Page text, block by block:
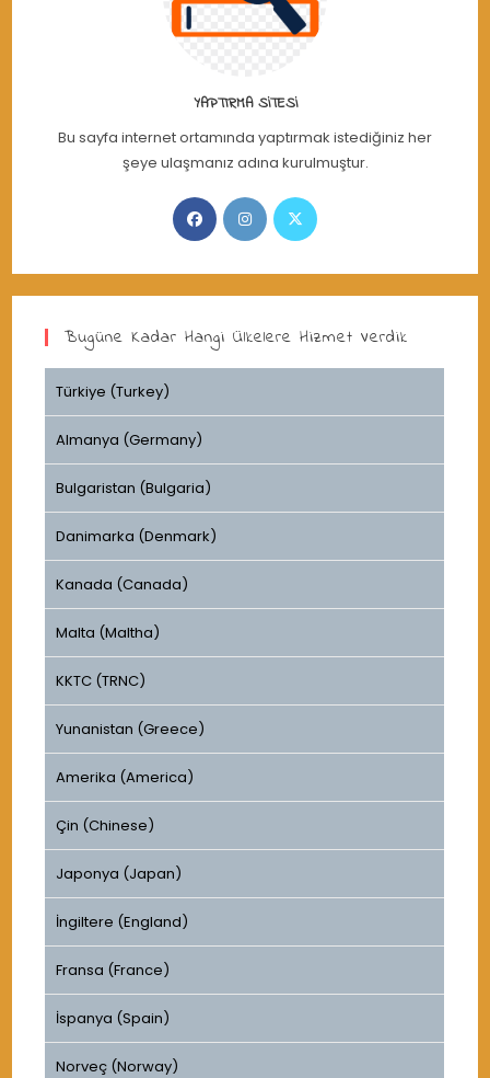
YAPTIRMA SITESI
Bu sayfa internet ortamında yaptırmak istediğiniz her
şeye ulaşmanız adına kurulmuştur.
Opens
in
new
Opens
in
new
Opens
new
Bugüne Kadar Hangi Ülkelere Hizmet Verdik
Türkiye (Turkey)
Almanya (Germany)
Bulgaristan (Bulgaria)
Danimarka (Denmark)
Kanada (Canada)
Malta (Maltha)
KKTC (TRNC)
Yunanistan (Greece)
Amerika (America)
Çin (Chinese)
Japonya (Japan)
İngiltere (England)
Fransa (France)
İspanya (Spain)
Norveç (Norway)